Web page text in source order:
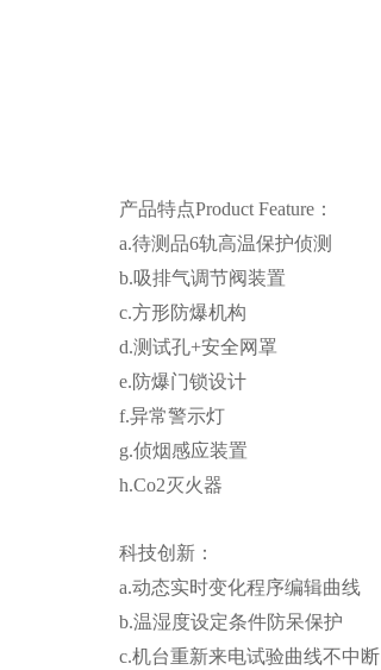
产品特点Product Feature：
a.待测品6轨高温保护侦测
b.吸排气调节阀装置
c.方形防爆机构
d.测试孔+安全网罩
e.防爆门锁设计
f.异常警示灯
g.侦烟感应装置
h.Co2灭火器
科技创新：
a.动态实时变化程序编辑曲线
b.温湿度设定条件防呆保护
c.机台重新来电试验曲线不中断